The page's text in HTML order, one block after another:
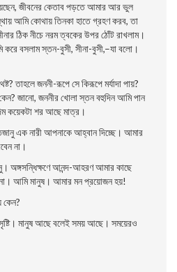
জীবনের কেতাব পড়তে আমার আর ভুল
আমি কোথায় তিনকা হাতে গ্রহণ করব, তা
ঠিক নীচে নরম ত্বকের উপর ঠোঁট রাখলাম।
বসলাম স্তন-বুসী, সীনা-বুসী,–যা বলো।
তাহলে জননী-রূপে সে কিরূপে মর্যাদা পায়?
জানো, জননীর খোলা স্তন বহুদিন আমি পান
কয়েকটা শর আছে মাত্র।
এক নারী আপনাকে আহ্বান দিচ্ছে। আমার
না।
অঙ্গসন্ধিক্ষণে আনন্দ-আহরণ আমার কাছে
আমি মানুষ। আমার মন প্রয়োজন হয়!
কেন?
মানুষ আছে বলেই সময় আছে। সময়েরও